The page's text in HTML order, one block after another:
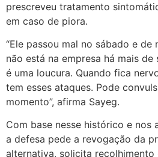
prescreveu tratamento
em caso de piora.
“Ele passou mal no sábado e de
não está na empresa há mais de
é uma loucura. Quando fica
tem esses ataques. Pode
momento”, afirma Sayeg.
Com base nesse histórico e nos
a defesa pede a revogação da
alternativa, solicita